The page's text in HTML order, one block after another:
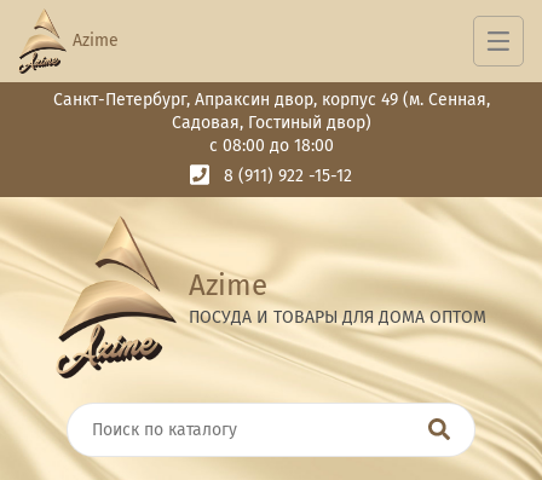
Санкт-Петербург, Апраксин двор, корпус 49 (м. Сенная,
Садовая, Гостиный двор)
с 08:00 до 18:00
8 (911) 922 -15-12
Azime
ПОСУДА И ТОВАРЫ ДЛЯ ДОМА ОПТОМ
Azime